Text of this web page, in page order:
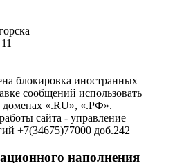
блокировка иностранных
сообщений использовать
доменах «.RU», «.РФ».
сайта - управление
+7(34675)77000 доб.242
наполнения